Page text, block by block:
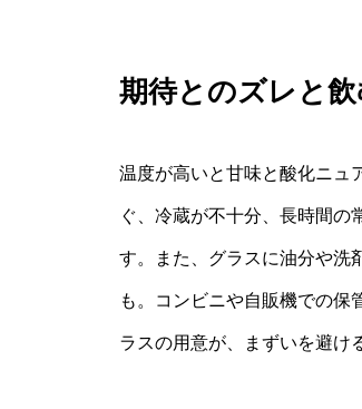
期待とのズレと
温度が高いと甘味と酸化ニュ
ぐ、冷蔵が不十分、長時間の
す。また、グラスに油分や洗
も。コンビニや自販機での保
ラスの用意が、まずいを避け